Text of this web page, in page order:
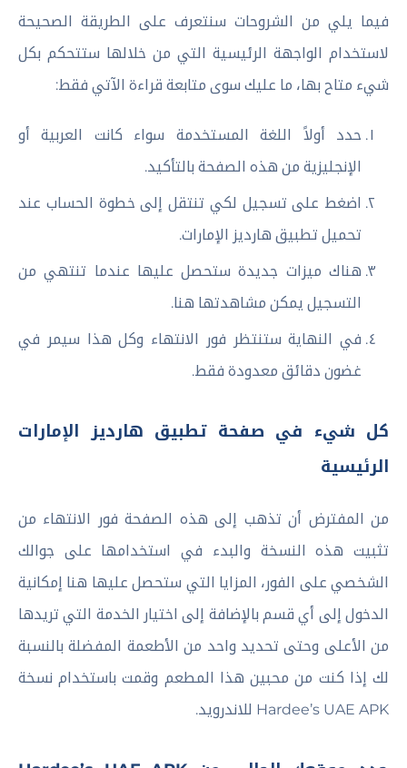
فيما يلي من الشروحات سنتعرف على الطريقة الصحيحة
لاستخدام الواجهة الرئيسية التي من خلالها ستتحكم بكل
شيء متاح بها، ما عليك سوى متابعة قراءة الآتي فقط:
حدد أولاً اللغة المستخدمة سواء كانت العربية أو
الإنجليزية من هذه الصفحة بالتأكيد.
اضغط على تسجيل لكي تنتقل إلى خطوة الحساب عند
تحميل تطبيق هارديز الإمارات.
هناك ميزات جديدة ستحصل عليها عندما تنتهي من
التسجيل يمكن مشاهدتها هنا.
في النهاية ستنتظر فور الانتهاء وكل هذا سيمر في
غضون دقائق معدودة فقط.
كل شيء في صفحة تطبيق هارديز الإمارات
الرئيسية
من المفترض أن تذهب إلى هذه الصفحة فور الانتهاء من
تثبيت هذه النسخة والبدء في استخدامها على جوالك
الشخصي على الفور، المزايا التي ستحصل عليها هنا إمكانية
الدخول إلى أي قسم بالإضافة إلى اختيار الخدمة التي تريدها
من الأعلى وحتى تحديد واحد من الأطعمة المفضلة بالنسبة
لك إذا كنت من محبين هذا المطعم وقمت باستخدام نسخة
Hardee’s UAE APK للاندرويد.